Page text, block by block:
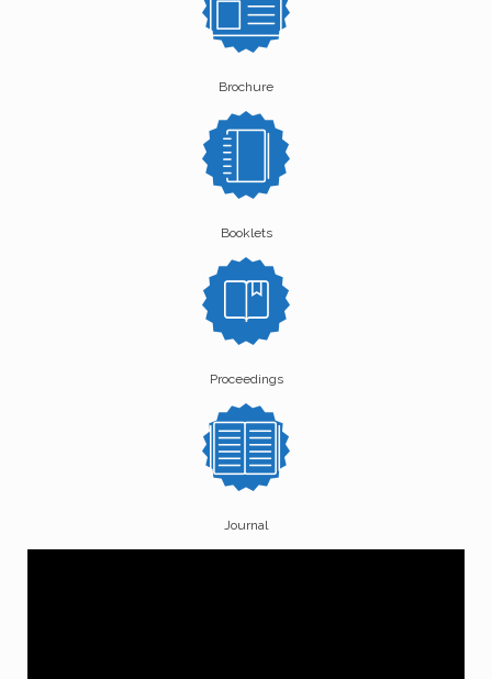
Brochure
Booklets
Proceedings
Journal